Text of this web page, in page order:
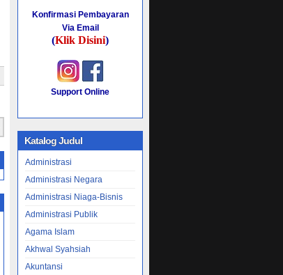
Konfirmasi Pembayaran
Via Email
(Klik Disini)
Support Online
Katalog Judul
Administrasi
Administrasi Negara
Administrasi Niaga-Bisnis
Administrasi Publik
Agama Islam
Akhwal Syahsiah
Akuntansi